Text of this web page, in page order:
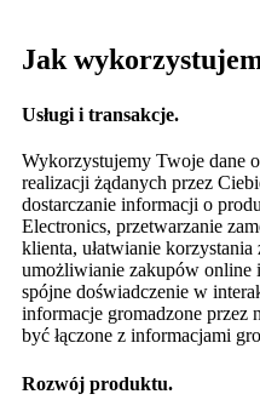
Jak
Usługi i transakcje.
Wykorzystujemy Twoje dane
realizacji żądanych przez
dostarczanie informacji o
Electronics, przetwarzanie
klienta, ułatwianie
umożliwianie zakupów online
spójne doświadczenie w
informacje gromadzone przez
być łączone z informacjami
Rozwój produktu.